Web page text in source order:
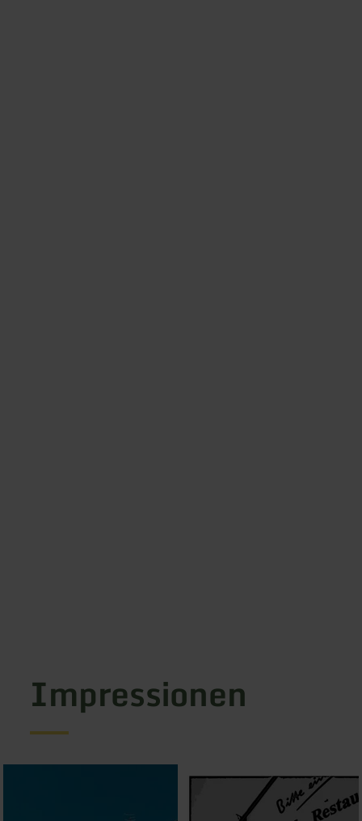
Impressionen